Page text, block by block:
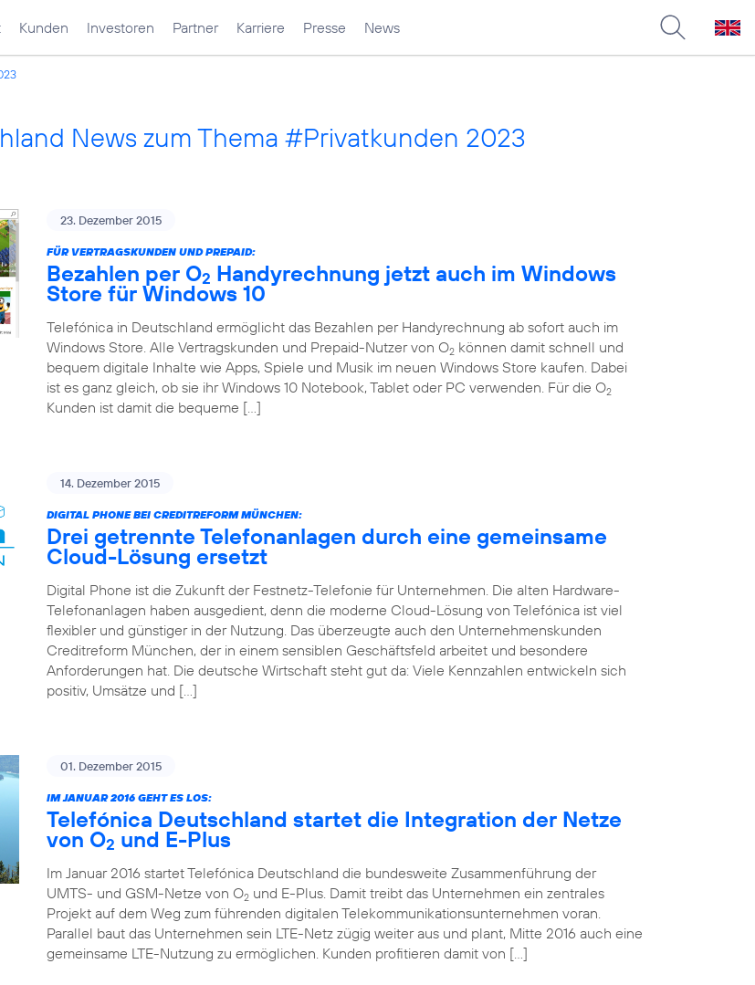
Kunden Investoren Partner Karriere Presse News
News zum Thema #Privatkunden 2023
23. Dezember 2015
FÜR VERTRAGSKUNDEN UND PREPAID:
Bezahlen per O2 Handyrechnung jetzt auch im Windows
Store für Windows 10
Telefónica in Deutschland ermöglicht das Bezahlen per Handyrechnung ab sofort auch im
Windows Store. Alle Vertragskunden und Prepaid-Nutzer von O2 können damit schnell und
bequem digitale Inhalte wie Apps, Spiele und Musik im neuen Windows Store kaufen. Dabei
ist es ganz gleich, ob sie ihr Windows 10 Notebook, Tablet oder PC verwenden. Für die O2
Kunden ist damit die bequeme […]
14. Dezember 2015
DIGITAL PHONE BEI CREDITREFORM MÜNCHEN:
Drei getrennte Telefonanlagen durch eine gemeinsame
Cloud-Lösung ersetzt
Digital Phone ist die Zukunft der Festnetz-Telefonie für Unternehmen. Die alten Hardware-
Telefonanlagen haben ausgedient, denn die moderne Cloud-Lösung von Telefónica ist viel
flexibler und günstiger in der Nutzung. Das überzeugte auch den Unternehmenskunden
Creditreform München, der in einem sensiblen Geschäftsfeld arbeitet und besondere
Anforderungen hat. Die deutsche Wirtschaft steht gut da: Viele Kennzahlen entwickeln sich
positiv, Umsätze und […]
01. Dezember 2015
IM JANUAR 2016 GEHT ES LOS:
Telefónica Deutschland startet die Integration der Netze
von O2 und E-Plus
Im Januar 2016 startet Telefónica Deutschland die bundesweite Zusammenführung der
UMTS- und GSM-Netze von O2 und E-Plus. Damit treibt das Unternehmen ein zentrales
Projekt auf dem Weg zum führenden digitalen Telekommunikationsunternehmen voran.
Parallel baut das Unternehmen sein LTE-Netz zügig weiter aus und plant, Mitte 2016 auch eine
gemeinsame LTE-Nutzung zu ermöglichen. Kunden profitieren damit von […]